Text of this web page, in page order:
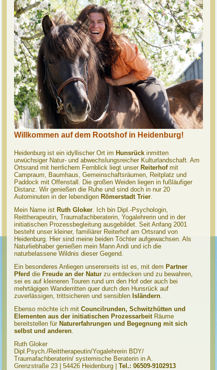
Willkommen auf dem Rootshof in Heidenburg!
Heidenburg ist ein idyllischer Ort imHunsrück inmitten
urwüchsiger Natur- und abwechslungsreicher Kulturlandschaft. Am
Ortsrand mit herrlichem Fernblick liegt unserReiterhofmit
Campraum, Baumhaus, Gemeinschaftsräumen, Reitplatz und
Paddock mit Offenstall. Die großen Weiden liegen in fußläufiger
Distanz. Wir genießen die Ruhe und sind doch in nur 20
Autominuten in der lebendigenRömerstadt Trier
Mein Name istRuth Gloker . Ich bin Dipl.-Psychologin,
Reittherapeutin, Traumafachberaterin, Yogalehrerin und in der
initiatischen Prozessbegleitung ausgebildet. Seit Anfang 2001
besteht unser kleiner, familiärer Reiterhof am Ortsrand von
Heidenburg. Hier sind meine beiden Töchter aufgewachsen. Als
Naturliebhaber genießen mein Mann Andi und ich die
naturbelassene Wildnis dieser Gegend.
Ein besonderes Anliegen unsererseits ist es, mit demPartner
Pferd dieFreude an der Natur zu entdecken und zu bewahren,
sei es auf kleineren Touren rund um den Hof oder auch bei
mehrtägigen Wanderritten quer durch den Hunsrück auf
zuverlässigen, trittsicheren und sensiblenIsländern
Ebenso möchte ich mitCouncilrunden, Schwitzhütten und
Elementen aus der initiatischen Prozessarbeit Räume
bereitstellen fürNaturerfahrungen und Begegnung mit sich
selbst und anderen
Ruth Gloker
Dipl.Psych./Reittherapeutin/Yogalehrerin BDY/
Traumafachberaterin/ systemische Beraterin in A.
Grenzstraße 23 | 54426 Heidenburg |Tel.: 06509-9102913